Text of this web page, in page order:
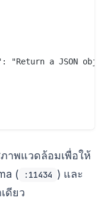
"Return a JSON
าพแวดล้อมเพื่อให้
(
:11434 ) และ
ดียว